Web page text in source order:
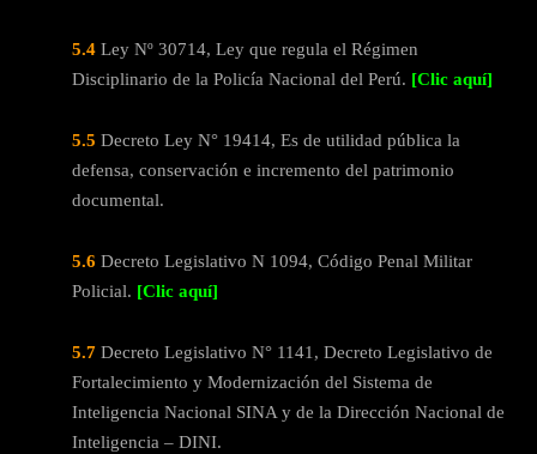
5.4 Ley Nº 30714, Ley que regula el Régimen
Disciplinario de la Policía Nacional del Perú. [Clic aquí]
5.5 Decreto Ley N° 19414, Es de utilidad pública la
defensa, conservación e incremento del patrimonio
documental.
5.6 Decreto Legislativo N 1094, Código Penal Militar
Policial. [Clic aquí]
5.7 Decreto Legislativo N° 1141, Decreto Legislativo de
Fortalecimiento y Modernización del Sistema de
Inteligencia Nacional SINA y de la Dirección Nacional de
Inteligencia – DINI.